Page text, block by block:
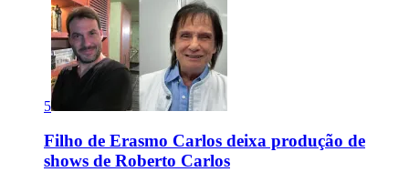
5
Filho de Erasmo Carlos deixa produção de
shows de Roberto Carlos